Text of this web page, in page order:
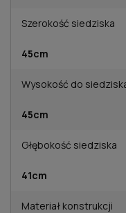
Szerokość siedziska
45cm
Wysokość do
45cm
Głębokość siedziska
41cm
Materiał konstrukcji